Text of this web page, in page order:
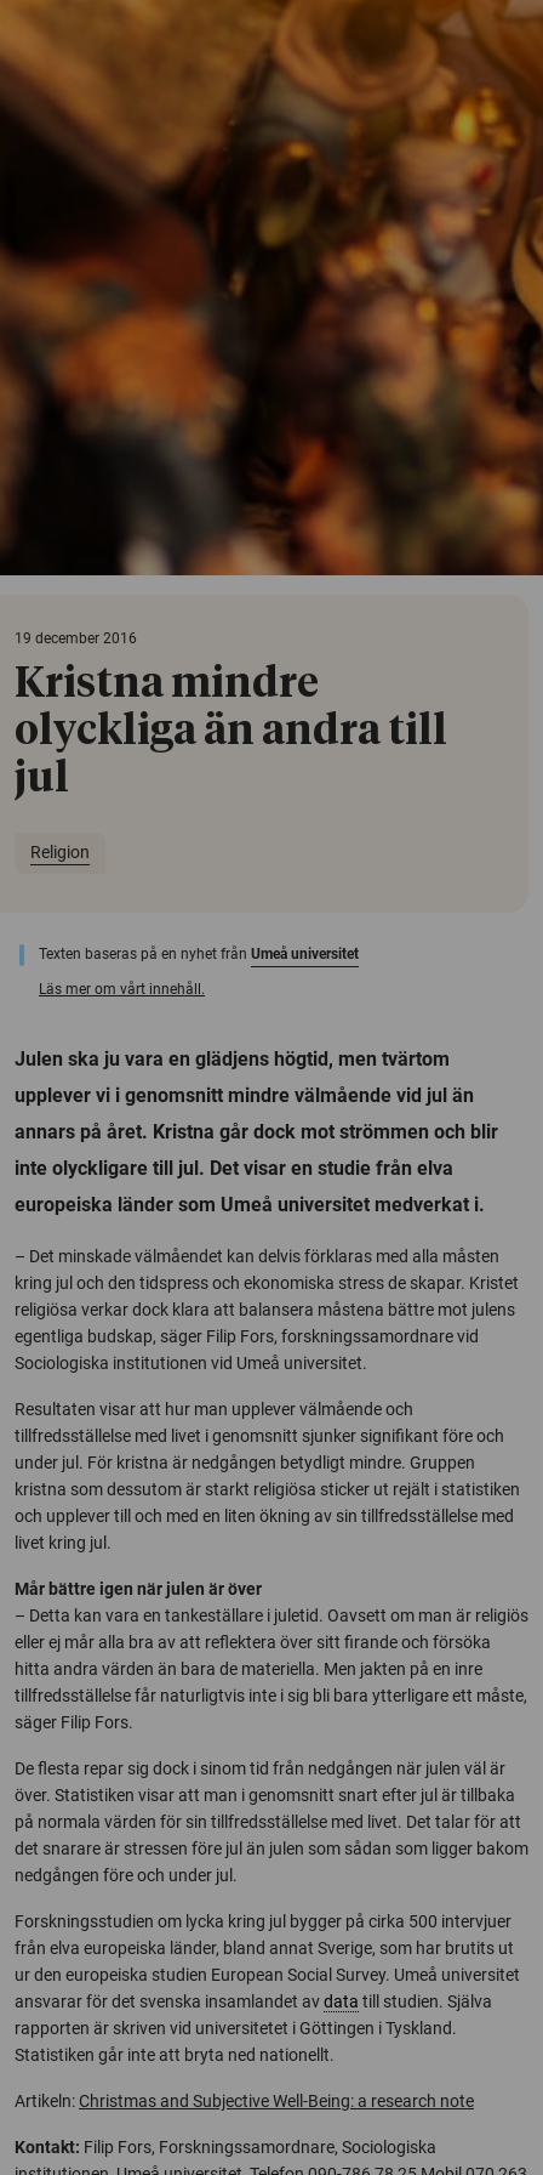
19 december 2016
Kristna mindre
olyckliga än andra till
jul
Religion
Texten baseras på en nyhet från Umeå universitet
Läs mer om vårt innehåll.
Julen ska ju vara en glädjens högtid, men tvärtom
upplever vi i genomsnitt mindre välmående vid jul än
annars på året. Kristna går dock mot strömmen och blir
inte olyckligare till jul. Det visar en studie från elva
europeiska länder som Umeå universitet medverkat i.
– Det minskade välmåendet kan delvis förklaras med alla måsten
kring jul och den tidspress och ekonomiska stress de skapar. Kristet
religiösa verkar dock klara att balansera måstena bättre mot julens
egentliga budskap, säger Filip Fors, forskningssamordnare vid
Sociologiska institutionen vid Umeå universitet.
Resultaten visar att hur man upplever välmående och
tillfredsställelse med livet i genomsnitt sjunker signifikant före och
under jul. För kristna är nedgången betydligt mindre. Gruppen
kristna som dessutom är starkt religiösa sticker ut rejält i statistiken
och upplever till och med en liten ökning av sin tillfredsställelse med
livet kring jul.
Mår bättre igen när julen är över
– Detta kan vara en tankeställare i juletid. Oavsett om man är religiös
eller ej mår alla bra av att reflektera över sitt firande och försöka
hitta andra värden än bara de materiella. Men jakten på en inre
tillfredsställelse får naturligtvis inte i sig bli bara ytterligare ett måste,
säger Filip Fors.
De flesta repar sig dock i sinom tid från nedgången när julen väl är
över. Statistiken visar att man i genomsnitt snart efter jul är tillbaka
på normala värden för sin tillfredsställelse med livet. Det talar för att
det snarare är stressen före jul än julen som sådan som ligger bakom
nedgången före och under jul.
Forskningsstudien om lycka kring jul bygger på cirka 500 intervjuer
från elva europeiska länder, bland annat Sverige, som har brutits ut
ur den europeiska studien European Social Survey. Umeå universitet
ansvarar för det svenska insamlandet avdata till studien. Själva
rapporten är skriven vid universitetet i Göttingen i Tyskland.
Statistiken går inte att bryta ned nationellt.
Artikeln: Christmas and Subjective Well-Being: a research note
Kontakt: Filip Fors, Forskningssamordnare, Sociologiska